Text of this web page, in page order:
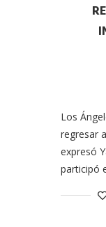
Los
regresar
expresó
participó